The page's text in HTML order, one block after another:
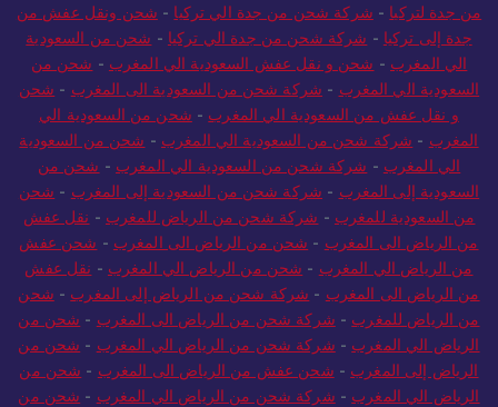
من جدة لتركيا - شركة شحن من جدة الي تركيا - شحن ونقل عفش من
جدة إلى تركيا - شركة شحن من جدة الي تركيا - شحن من السعودية
الي المغرب - شحن و نقل عفش السعودية الي المغرب - شحن من
السعودية الي المغرب - شركة شحن من السعودية الى المغرب - شحن
و نقل عفش من السعودية الي المغرب - شحن من السعودية الي
المغرب - شركة شحن من السعودية الي المغرب - شحن من السعودية
الي المغرب - شركة شحن من السعودية الي المغرب - شحن من
السعودية إلى المغرب - شركة شحن من السعودية إلى المغرب - شحن
من السعودية للمغرب - شركة شحن من الرياض للمغرب - نقل عفش
من الرياض الى المغرب - شحن من الرياض الى المغرب - شحن عفش
من الرياض الي المغرب - شحن من الرياض الي المغرب - نقل عفش
من الرياض الى المغرب - شركة شحن من الرياض إلى المغرب - شحن
من الرياض للمغرب - شركة شحن من الرياض الى المغرب - شحن من
الرياض الي المغرب - شركة شحن من الرياض الي المغرب - شحن من
الرياض إلى المغرب - شحن عفش من الرياض الى المغرب - شحن من
الرياض الي المغرب - شركة شحن من الرياض الي المغرب - شحن من